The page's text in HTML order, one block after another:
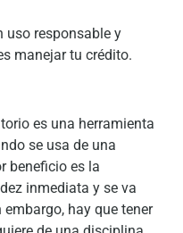
uso responsable y
manejar tu crédito.
es una herramienta
se usa de una
beneficio es la
inmediata y se va
hay que tener